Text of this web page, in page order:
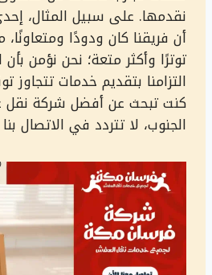
نقدمها. على سبيل المثال،
أن فريقنا كان ودودًا
توترًا وأكثر متعة؛ نحن نؤمن
التزامنا بتقديم خدمات تتجاوز
كنت تبحث عن أفضل شركة
الجنوب، لا تتردد في الاتصال